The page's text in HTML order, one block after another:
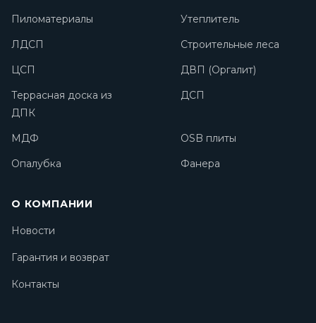
Пиломатериалы
Утеплитель
ЛДСП
Строительные леса
ЦСП
ДВП (Оргалит)
Террасная доска из
ДПК
ДСП
МДФ
OSB плиты
Опалубка
Фанера
О КОМПАНИИ
Новости
Гарантия и возврат
Контакты